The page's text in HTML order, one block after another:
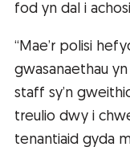
fod yn dal i
“Mae’r polisi
gwasanaethau
staff sy’n
treulio dwy i
tenantiaid gyda